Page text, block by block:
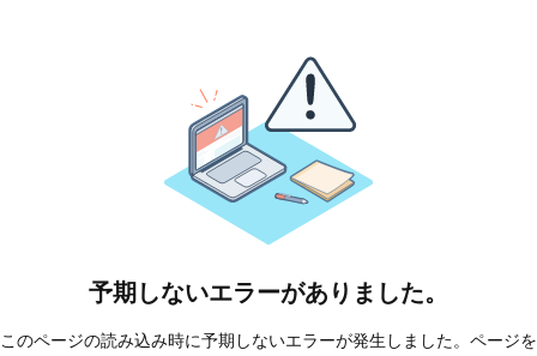
予期しないエラーがありました。
このページの読み込み時に予期しないエラーが発生しました。ページを